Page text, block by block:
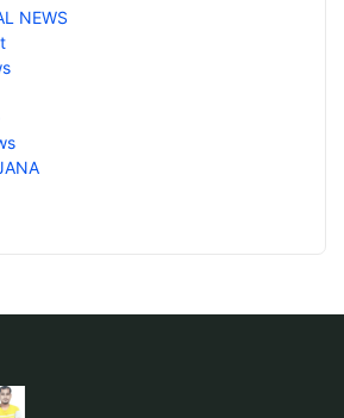
NEWS